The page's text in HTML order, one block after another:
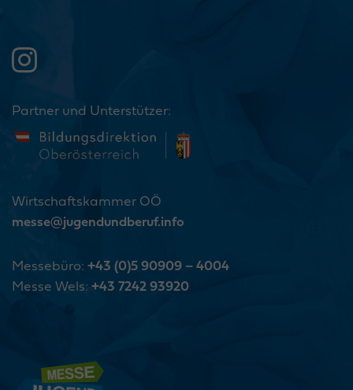
Partner und Unterstützer:
Wirtschaftskammer OÖ
messe@jugendundberuf.info
Messebüro: +43 (0)5 90909 – 4004
Messe Wels: +43 7242 93920